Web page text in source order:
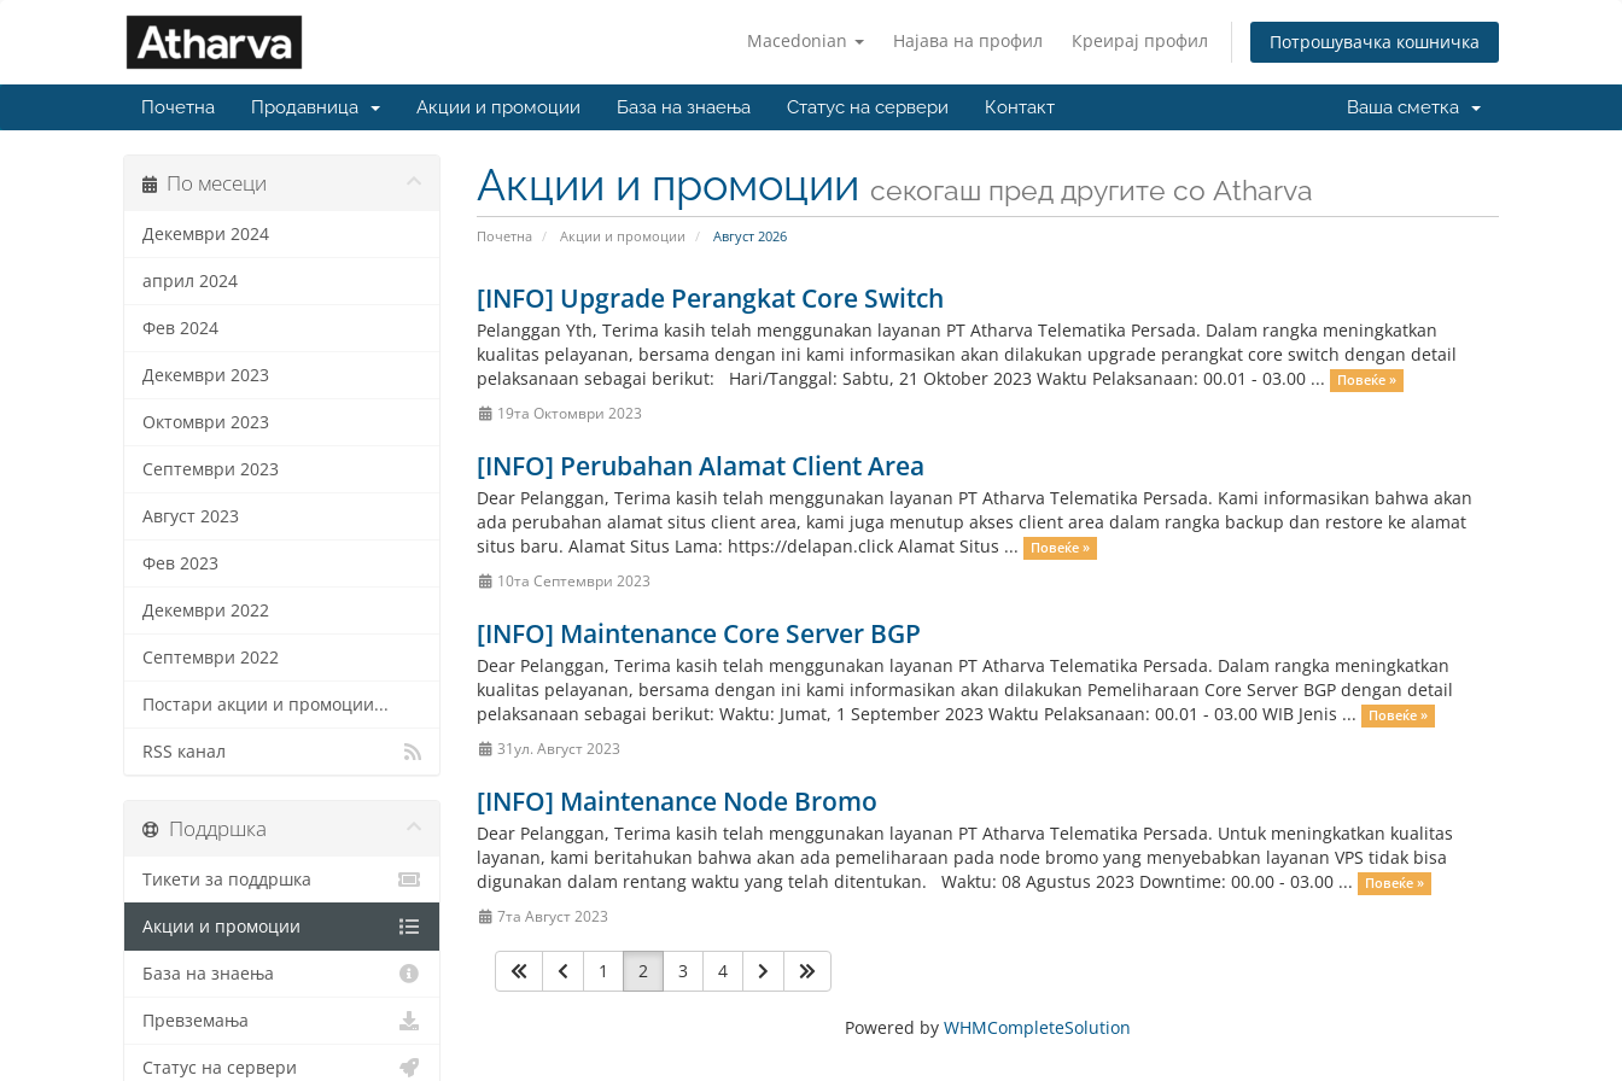
Macedonian Најава на профил Креирај профил Потрошувачка кошничка
Почетна Продавница Акции и промоции База на знаења Статус на сервери Контакт Ваша сметка
Акции и промоции секогаш пред другите со Atharva
Почетна Акции и промоции Август 2026
По месеци
Декември 2024
април 2024
Фев 2024
Декември 2023
Октомври 2023
Септември 2023
Август 2023
Фев 2023
Декември 2022
Септември 2022
Постари акции и промоции...
RSS канал
[INFO] Upgrade Perangkat Core Switch
Pelanggan Yth, Terima kasih telah menggunakan layanan PT Atharva Telematika Persada. Dalam rangka meningkatkan
kualitas pelayanan, bersama dengan ini kami informasikan akan dilakukan upgrade perangkat core switch dengan detail
pelaksanaan sebagai berikut: Hari/Tanggal: Sabtu, 21 Oktober 2023 Waktu Pelaksanaan: 00.01 - 03.00 ...
Повеќе »
19та Октомври 2023
[INFO] Perubahan Alamat Client Area
Dear Pelanggan, Terima kasih telah menggunakan layanan PT Atharva Telematika Persada. Kami informasikan bahwa akan
ada perubahan alamat situs client area, kami juga menutup akses client area dalam rangka backup dan restore ke alamat
situs baru. Alamat Situs Lama: https://delapan.click Alamat Situs ...
Повеќе »
10та Септември 2023
[INFO] Maintenance Core Server BGP
Dear Pelanggan, Terima kasih telah menggunakan layanan PT Atharva Telematika Persada. Dalam rangka meningkatkan
kualitas pelayanan, bersama dengan ini kami informasikan akan dilakukan Pemeliharaan Core Server BGP dengan detail
pelaksanaan sebagai berikut: Waktu: Jumat, 1 September 2023 Waktu Pelaksanaan: 00.01 - 03.00 WIB Jenis ...
Повеќе »
31ул. Август 2023
[INFO] Maintenance Node Bromo
Dear Pelanggan, Terima kasih telah menggunakan layanan PT Atharva Telematika Persada. Untuk meningkatkan kualitas
layanan, kami beritahukan bahwa akan ada pemeliharaan pada node bromo yang menyebabkan layanan VPS tidak bisa
digunakan dalam rentang waktu yang telah ditentukan. Waktu: 08 Agustus 2023 Downtime: 00.00 - 03.00 ...
Повеќе »
7та Август 2023
1 2 3 4
Powered by WHMCompleteSolution
Поддршка
Тикети за поддршка
Акции и промоции
База на знаења
Превземања
Статус на сервери